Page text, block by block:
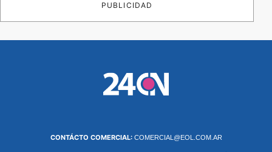
PUBLICIDAD
CONTÁCTO COMERCIAL: COMERCIAL@EOL.COM.AR